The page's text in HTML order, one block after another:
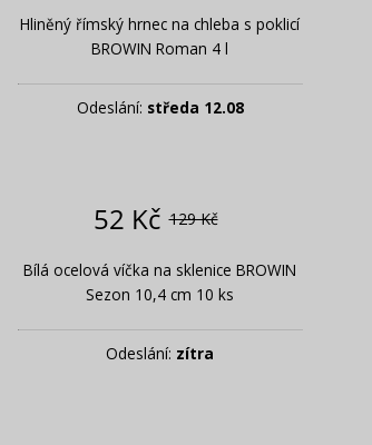
Hliněný římský hrnec na chleba s poklicí
BROWIN Roman 4 l
Odeslání: středa 12.08
52 Kč 129 Kč
Bílá ocelová víčka na sklenice BROWIN
Sezon 10,4 cm 10 ks
Odeslání: zítra